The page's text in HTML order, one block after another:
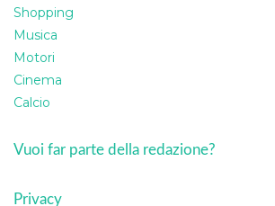
Shopping
Musica
Motori
Cinema
Calcio
Vuoi far parte della redazione?
Privacy